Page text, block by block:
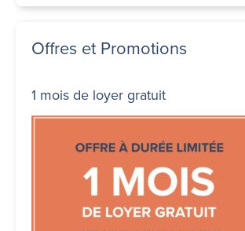
Offres et Promotions
1 mois de loyer gratuit